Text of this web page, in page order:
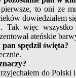
to oni ze
dowiedziałem
Tak więc wszystko
ateńskie
spędził święta?
do Polski